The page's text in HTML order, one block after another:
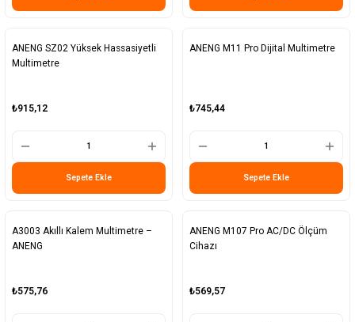
ANENG SZ02 Yüksek Hassasiyetli
Multimetre
₺915,12
Sepete Ekle
ANENG M11 Pro Dijital Multimetre
₺745,44
Sepete Ekle
A3003 Akıllı Kalem Multimetre –
ANENG
₺575,76
ANENG M107 Pro AC/DC Ölçüm
Cihazı
₺569,57